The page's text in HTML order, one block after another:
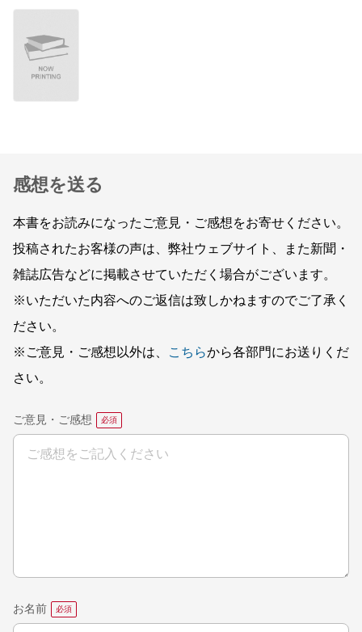
感想を送る
本書をお読みになったご意見・ご感想をお寄せください。
投稿されたお客様の声は、弊社ウェブサイト、また新聞・
雑誌広告などに掲載させていただく場合がございます。
※いただいた内容へのご返信は致しかねますのでご了承く
ださい。
※ご意見・ご感想以外は、
こちらから各部門にお送りくだ
さい。
ご意見・ご感想
お名前